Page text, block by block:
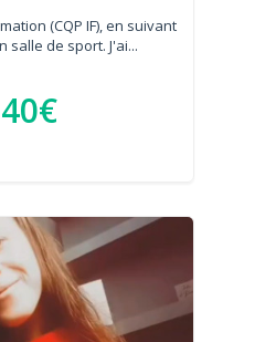
(CQP IF), en suivant
salle de sport. J'ai...
40€